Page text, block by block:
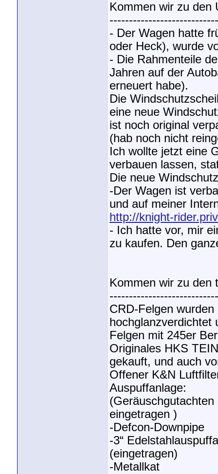
Kommen wir zu den
- Der Wagen hatte
oder Heck), wurde
- Die Rahmenteile
Jahren auf der
erneuert habe).
Die
eine neue
ist noch original
(hab noch nicht
Ich wollte jetzt eine
verbauen lassen,
Die neue
-Der Wagen ist
und auf meiner
http://knight-
- Ich hatte vor, mir
zu kaufen. Den
Kommen wir zu den
CRD-Felgen
hochglanzverdichtet
Felgen mit 245er
Originales HKS
gekauft, und auch
Offener K&N
Auspuffanlage:
eingetragen )
-Defcon-Downpipe
-3“
(eingetragen)
-Metallkat